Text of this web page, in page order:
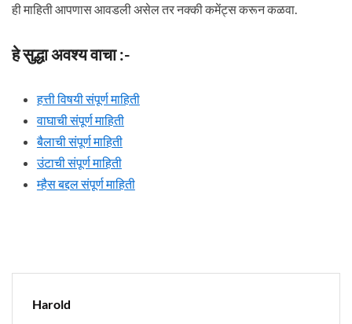
ही माहिती आपणास आवडली असेल तर नक्की कमेंट्स करून कळवा.
हे सुद्धा अवश्य वाचा :-
हत्ती विषयी संपूर्ण माहिती
वाघाची संपूर्ण माहिती
बैलाची संपूर्ण माहिती
उंटाची संपूर्ण माहिती
म्हैस बद्दल संपूर्ण माहिती
Harold